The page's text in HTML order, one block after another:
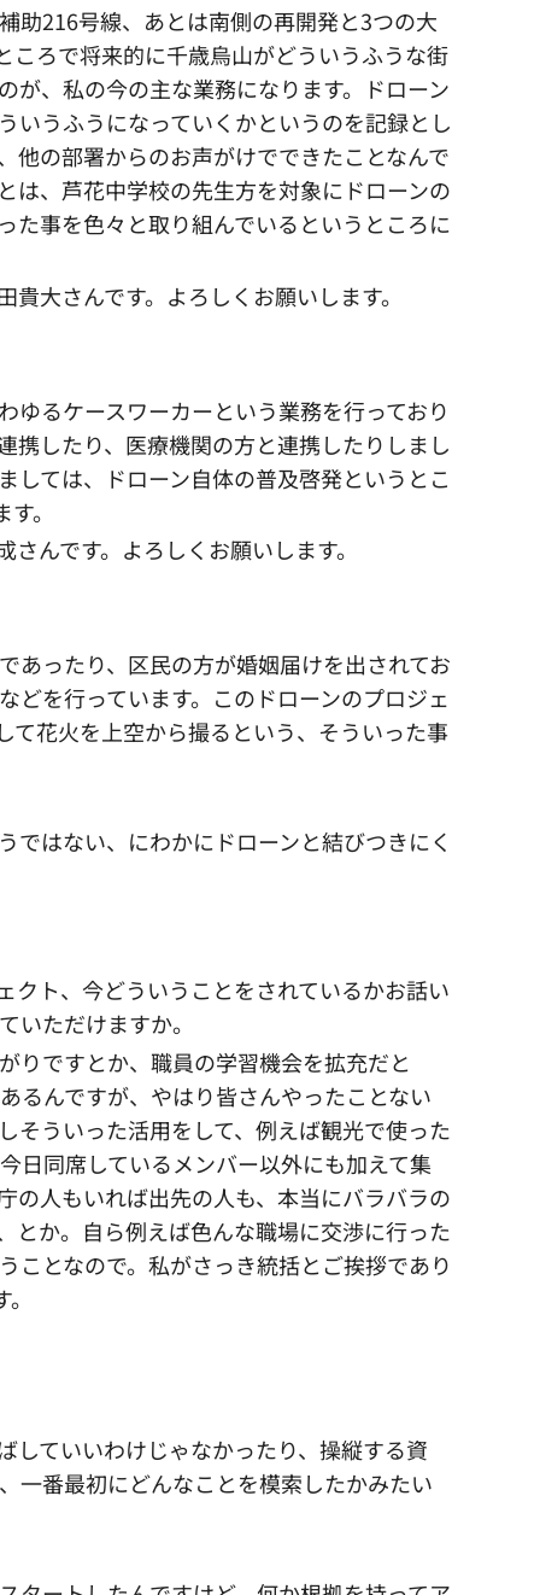
助216号線、あとは南側の再開発と3つの大
ころで将来的に千歳烏山がどういうふうな街
が、私の今の主な業務になります。ドローン
いうふうになっていくかというのを記録とし
他の部署からのお声がけでできたことなんで
は、芦花中学校の先生方を対象にドローンの
た事を色々と取り組んでいるというところに
大さんです。よろしくお願いします。
るケースワーカーという業務を行っており
携したり、医療機関の方と連携したりしまし
しては、ドローン自体の普及啓発というとこ
。
んです。よろしくお願いします。
あったり、区民の方が婚姻届けを出されてお
を行っています。このドローンのプロジェ
て花火を上空から撮るという、そういった事
はない、にわかにドローンと結びつきにく
クト、今どういうことをされているかお話い
いただけますか。
りですとか、職員の学習機会を拡充だと
るんですが、やはり皆さんやったことない
そういった活用をして、例えば観光で使った
日同席しているメンバー以外にも加えて集
の人もいれば出先の人も、本当にバラバラの
とか。自ら例えば色んな職場に交渉に行った
ことなので。私がさっき統括とご挨拶であり
していいわけじゃなかったり、操縦する資
一番最初にどんなことを模索したかみたい